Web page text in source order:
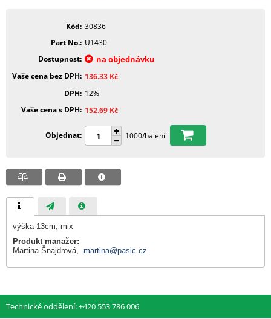
Kód 30836
Part No. U1430
Dostupnost
na objednávku
Vaše cena bez DPH 136.33 Kč
DPH 12%
Vaše cena s DPH 152.69 Kč
Objednat 1000/balení
výška 13cm, mix
Produkt manažer:
Martina Šnajdrová, martina@pasic.cz
Technické oddělení: +420 553 786 006